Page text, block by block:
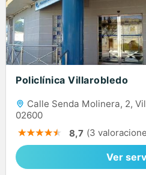
Policlínica Villarobledo
Calle Senda Molinera, 2,
02600
8,7 (3
Ver